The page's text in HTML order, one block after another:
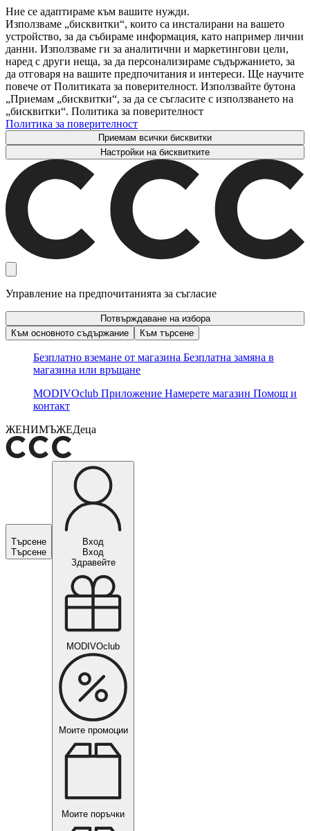
Ние се адаптираме към вашите нужди.
Използваме „бисквитки“, които са инсталирани на вашето
устройство, за да събираме информация, като например лични
данни. Използваме ги за аналитични и маркетингови цели,
наред с други неща, за да персонализираме съдържанието, за
да отговаря на вашите предпочитания и интереси. Ще научите
повече от Политиката за поверителност. Използвайте бутона
„Приемам „бисквитки“, за да се съгласите с използването на
„бисквитки“. Политика за поверителност
Политика за поверителност
Приемам всички бисквитки
Настройки на бисквитките
Управление на предпочитанията за съгласие
Потвърждаване на избора
Към основното съдържание
Към търсене
Безплатно вземане от магазина Безплатна замяна в
магазина или връщане
MODIVOclub Приложение Намерете магазин Помощ и
контакт
ЖЕНИМЪЖЕДеца
Търсене
Търсене
Вход
Вход
Здравейте
MODIVOclub
Моите промоции
Моите поръчки